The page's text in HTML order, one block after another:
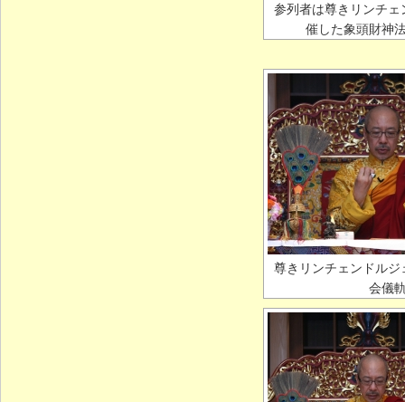
参列者は尊きリンチ
催した象頭財神
尊きリンチェンドル
会儀